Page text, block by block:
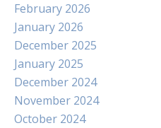
February 2026
January 2026
December 2025
January 2025
December 2024
November 2024
October 2024